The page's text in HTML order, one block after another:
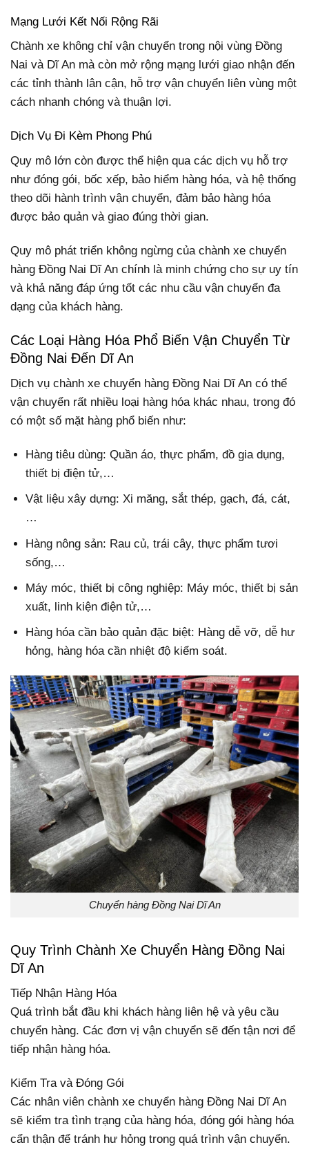
Mạng Lưới Kết Nối Rộng Rãi
Chành xe không chỉ vận chuyển trong nội vùng Đồng
Nai và Dĩ An mà còn mở rộng mạng lưới giao nhận đến
các tỉnh thành lân cận, hỗ trợ vận chuyển liên vùng một
cách nhanh chóng và thuận lợi.
Dịch Vụ Đi Kèm Phong Phú
Quy mô lớn còn được thể hiện qua các dịch vụ hỗ trợ
như đóng gói, bốc xếp, bảo hiểm hàng hóa, và hệ thống
theo dõi hành trình vận chuyển, đảm bảo hàng hóa
được bảo quản và giao đúng thời gian.
Quy mô phát triển không ngừng của chành xe chuyển
hàng Đồng Nai Dĩ An chính là minh chứng cho sự uy tín
và khả năng đáp ứng tốt các nhu cầu vận chuyển đa
dạng của khách hàng.
Các Loại Hàng Hóa Phổ Biến Vận Chuyển Từ
Đồng Nai Đến Dĩ An
Dịch vụ chành xe chuyển hàng Đồng Nai Dĩ An có thể
vận chuyển rất nhiều loại hàng hóa khác nhau, trong đó
có một số mặt hàng phổ biến như:
Hàng tiêu dùng: Quần áo, thực phẩm, đồ gia dụng,
thiết bị điện tử,…
Vật liệu xây dựng: Xi măng, sắt thép, gạch, đá, cát,
…
Hàng nông sản: Rau củ, trái cây, thực phẩm tươi
sống,…
Máy móc, thiết bị công nghiệp: Máy móc, thiết bị sản
xuất, linh kiện điện tử,…
Hàng hóa cần bảo quản đặc biệt: Hàng dễ vỡ, dễ hư
hỏng, hàng hóa cần nhiệt độ kiểm soát.
Chuyển hàng Đồng Nai Dĩ An
Quy Trình Chành Xe Chuyển Hàng Đồng Nai
Dĩ An
Tiếp Nhận Hàng Hóa
Quá trình bắt đầu khi khách hàng liên hệ và yêu cầu
chuyển hàng. Các đơn vị vận chuyển sẽ đến tận nơi để
tiếp nhận hàng hóa.
Kiểm Tra và Đóng Gói
Các nhân viên chành xe chuyển hàng Đồng Nai Dĩ An
sẽ kiểm tra tình trạng của hàng hóa, đóng gói hàng hóa
cẩn thận để tránh hư hỏng trong quá trình vận chuyển.